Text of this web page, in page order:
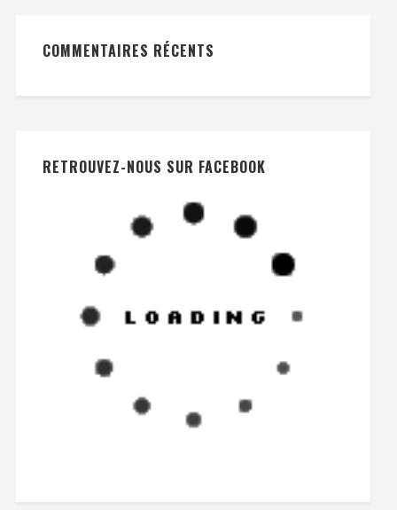
COMMENTAIRES RÉCENTS
RETROUVEZ-NOUS SUR FACEBOOK